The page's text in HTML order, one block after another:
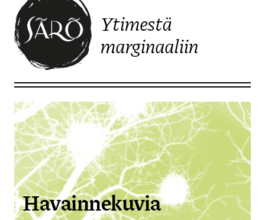
Ytimestä
marginaaliin
Havainnekuvia